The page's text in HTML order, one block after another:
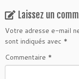
Laissez un
Votre adresse e-mail
sont indiqués avec *
Commentaire *